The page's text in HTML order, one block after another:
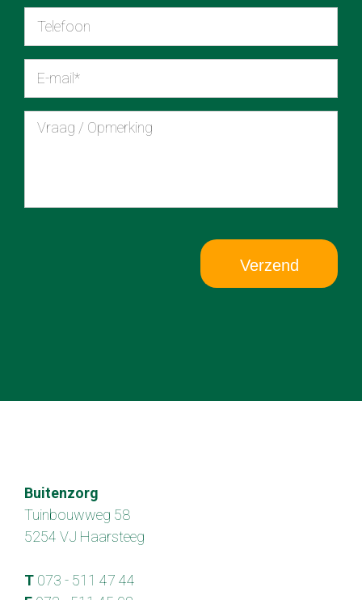
Verzend
Buitenzorg
Tuinbouwweg 58
5254 VJ Haarsteeg
T 073 - 511 47 44